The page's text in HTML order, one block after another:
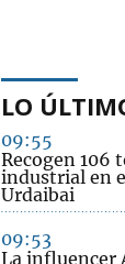
LO
09:55
Recogen 106
industrial en
Urdaibai
09:53
La influencer